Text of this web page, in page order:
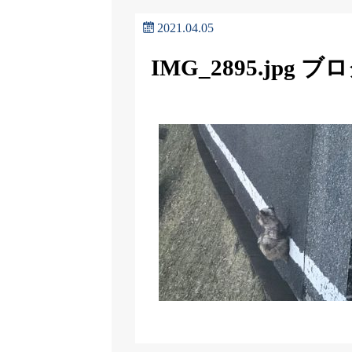
2021.04.05
IMG_2895.jpg ブ